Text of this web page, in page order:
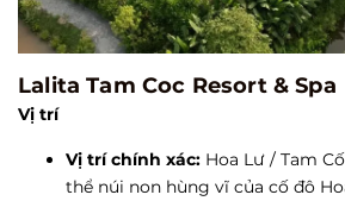
Lalita Tam Coc Resort & Spa
Vị trí
Vị trí chính xác: Hoa Lư / Tam
thể núi non hùng vĩ của cố đô